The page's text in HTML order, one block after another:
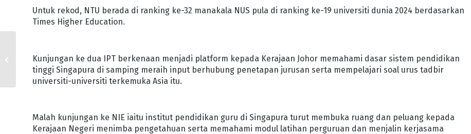
Untuk rekod, NTU berada di ranking ke-32 manakala NUS pula di ranking ke-19 universiti dunia 2024 berdasarkan
Times Higher Education.
Kunjungan ke dua IPT berkenaan menjadi platform kepada Kerajaan Johor memahami dasar sistem pendidikan
tinggi Singapura di samping meraih input berhubung penetapan jurusan serta mempelajari soal urus tadbir
universiti-universiti terkemuka Asia itu.
Malah kunjungan ke NIE iaitu institut pendidikan guru di Singapura turut membuka ruang dan peluang kepada
Kerajaan Negeri menimba pengetahuan serta memahami modul latihan perguruan dan menjalin kerjasama
BAHASA INGGERIS DAN
STEM JADI KEUTAMAAN